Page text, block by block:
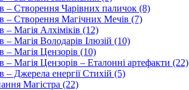
– Створення Чарівних паличок (8)
– Створення Магічних Мечів (7)
– Магія Алхіміків (12)
– Магія Володарів Ілюзій (10)
– Магія Цензорів (10)
– Магія Цензорів – Еталонні артефакти (22)
– Джерела енергії Стихій (5)
Магістра (22)